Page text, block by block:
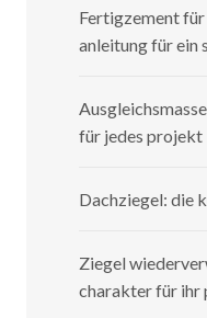
Fertigzement
anleitung für ein
für jedes projekt
Dachziegel: die
Ziegel
charakter für ihr